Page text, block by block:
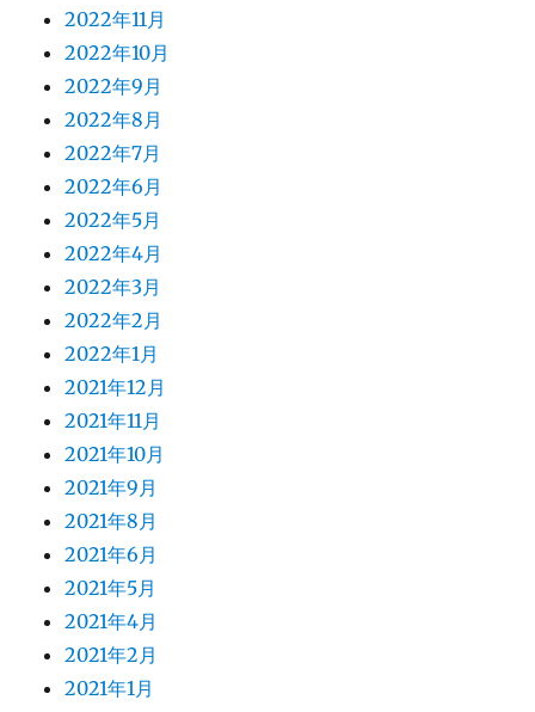
2022年11月
2022年10月
2022年9月
2022年8月
2022年7月
2022年6月
2022年5月
2022年4月
2022年3月
2022年2月
2022年1月
2021年12月
2021年11月
2021年10月
2021年9月
2021年8月
2021年6月
2021年5月
2021年4月
2021年2月
2021年1月